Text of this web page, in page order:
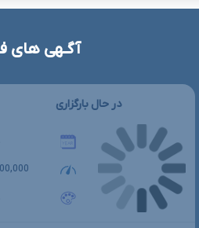
آگـهی های
در حال بارگزاری